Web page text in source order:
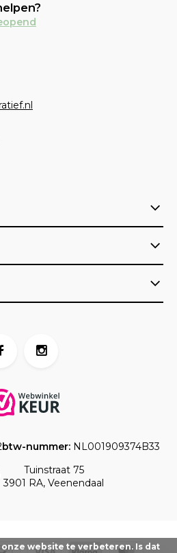
Tuinstraat 75
3901 RA, Veenendaal
btw-nummer: NL001909374B33
website te verbeteren. Is dat